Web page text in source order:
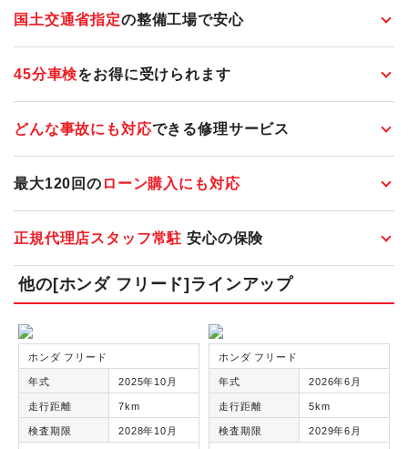
国土交通省指定の整備工場で安心
45分車検をお得に受けられます
どんな事故にも対応できる修理サービス
最大120回の ローン購入にも対応
正規代理店スタッフ常駐 安心の保険
他の[ホンダ フリード]ラインアップ
ホンダ フリード
年式 2025年10月
走行距離 7km
検査期限 2028年10月
ホンダ フリード
年式 2026年6月
走行距離 5km
検査期限 2029年6月